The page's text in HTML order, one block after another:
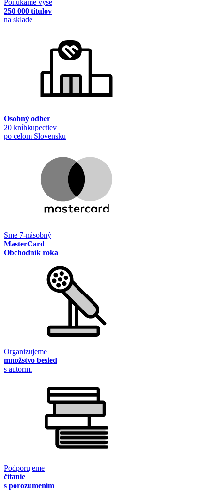
Ponúkame vyše
250 000 titulov
na sklade
Osobný odber
20 kníhkupectiev
po celom Slovensku
Sme 7-násobný
MasterCard
Obchodník roka
Organizujeme
množstvo besied
s autormi
Podporujeme
čítanie
s porozumením